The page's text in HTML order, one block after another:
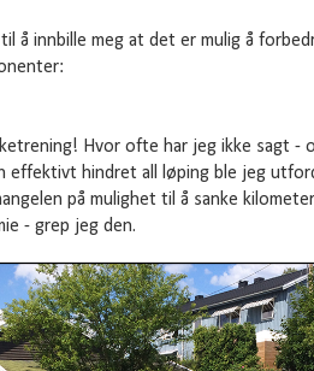
å innbille meg at det er mulig å
Hvor ofte har jeg ikke sagt -
effektivt hindret all løping ble jeg
på mulighet til å sanke
- grep jeg den.